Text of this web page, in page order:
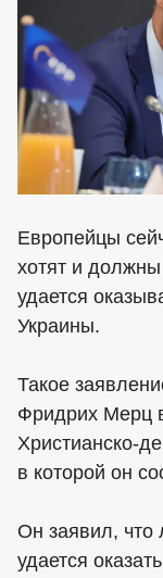
Европейцы
хотят и должны
удается
Украины.
Такое
Фридрих Мерц
Христианско-
в которой он
Он заявил, что
удается